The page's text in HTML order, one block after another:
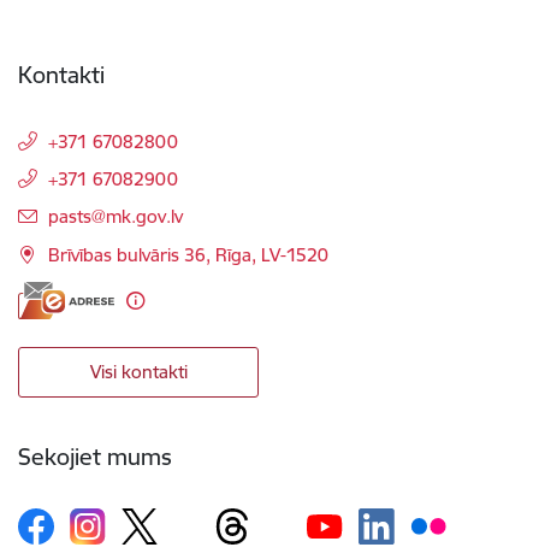
Kontakti
+371 67082800
+371 67082900
E-pasts:
pasts@mk.gov.lv
Brīvības bulvāris 36, Rīga, LV-1520
Visi kontakti
Sekojiet mums